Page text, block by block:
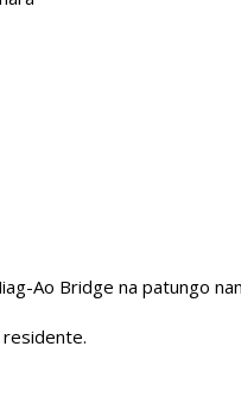
Ao Bridge na patungo
residente.